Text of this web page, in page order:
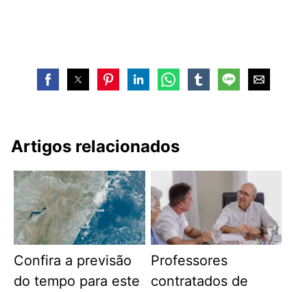
Artigos relacionados
Confira a previsão
do tempo para este
Professores
contratados de